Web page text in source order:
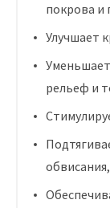
покрова и
Улучшает
рельеф и
обвисания,